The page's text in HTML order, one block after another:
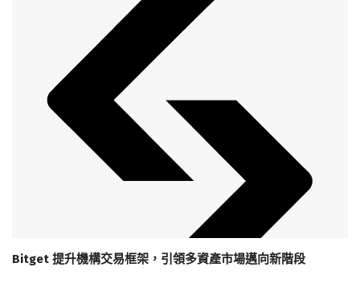
Bitget 提升機構交易框架，引領多資產市場邁向新階段